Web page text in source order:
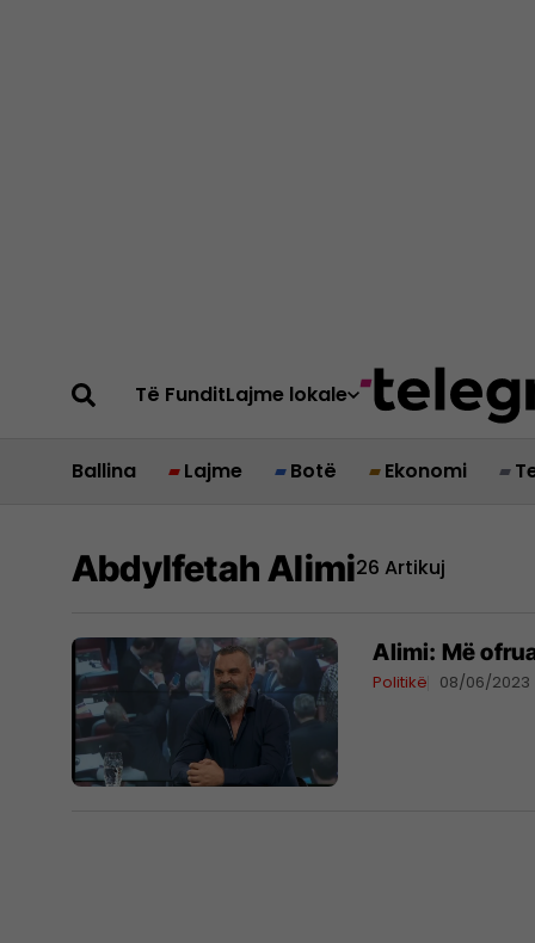
Të FunditLajme lokale
Ballina Lajme Botë Ekonomi
Abdylfetah Alimi26 Artikuj
Alimi: Më
Politikë 08/06/2023